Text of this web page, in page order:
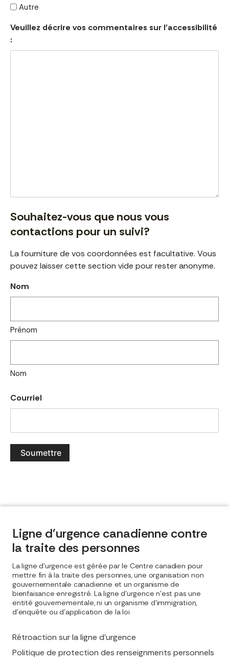
Autre
Veuillez décrire vos commentaires sur l'accessibilité
:
Souhaitez-vous que nous vous
contactions pour un suivi?
La fourniture de vos coordonnées est facultative. Vous
pouvez laisser cette section vide pour rester anonyme.
Nom
Prénom
Nom
Courriel
Soumettre
Ligne d'urgence canadienne contre
la traite des personnes
Rétroaction sur la ligne d’urgence
Politique de protection des renseignments personnels
La ligne d'urgence est gérée par le Centre canadien pour
mettre fin à la traite des personnes, une organisation non
gouvernementale canadienne et un organisme de
bienfaisance enregistré. La ligne d'urgence n'est pas une
entité gouvernementale, ni un organisme d'immigration,
d'enquête ou d'application de la loi.